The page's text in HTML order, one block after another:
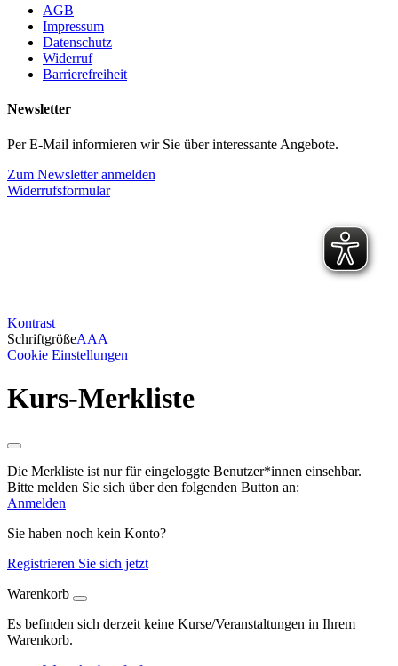
AGB
Impressum
Datenschutz
Widerruf
Barrierefreiheit
Newsletter
Per E-Mail informieren wir Sie über interessante Angebote.
Zum Newsletter anmelden
Widerrufsformular
Kontrast
SchriftgrößeAAA
Cookie Einstellungen
Kurs-Merkliste
Die Merkliste ist nur für eingeloggte Benutzer*innen einsehbar.
Bitte melden Sie sich über den folgenden Button an:
Anmelden
Sie haben noch kein Konto?
Registrieren Sie sich jetzt
Warenkorb
Es befinden sich derzeit keine Kurse/Veranstaltungen in Ihrem
Warenkorb.